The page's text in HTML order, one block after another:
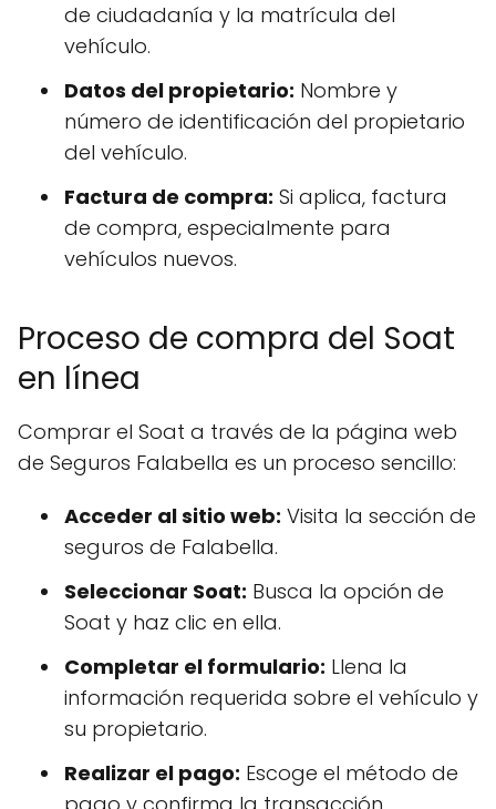
de ciudadanía y la matrícula del
vehículo.
Datos del propietario: Nombre y
número de identificación del propietario
del vehículo.
Factura de compra: Si aplica, factura
de compra, especialmente para
vehículos nuevos.
Proceso de compra del Soat
en línea
Comprar el Soat a través de la página web
de Seguros Falabella es un proceso sencillo:
Acceder al sitio web: Visita la sección de
seguros de Falabella.
Seleccionar Soat: Busca la opción de
Soat y haz clic en ella.
Completar el formulario: Llena la
información requerida sobre el vehículo y
su propietario.
Realizar el pago: Escoge el método de